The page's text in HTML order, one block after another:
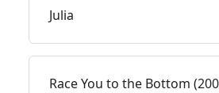
Julia
Race You to the Bottom